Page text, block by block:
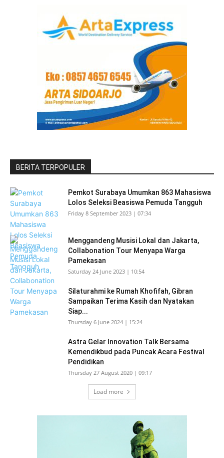
BERITA TERPOPULER
Pemkot Surabaya Umumkan 863 Mahasiswa
Lolos Seleksi Beasiswa Pemuda Tangguh
Friday 8 September 2023 | 07:34
Menggandeng Musisi Lokal dan Jakarta,
Collabonation Tour Menyapa Warga
Pamekasan
Saturday 24 June 2023 | 10:54
Silaturahmi ke Rumah Khofifah, Gibran
Sampaikan Terima Kasih dan Nyatakan
Siap...
Thursday 6 June 2024 | 15:24
Astra Gelar Innovation Talk Bersama
Kemendikbud pada Puncak Acara Festival
Pendidikan
Thursday 27 August 2020 | 09:17
Load more